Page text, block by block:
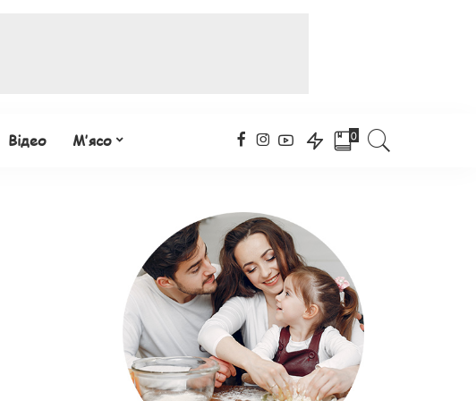
Відео М’ясо 0